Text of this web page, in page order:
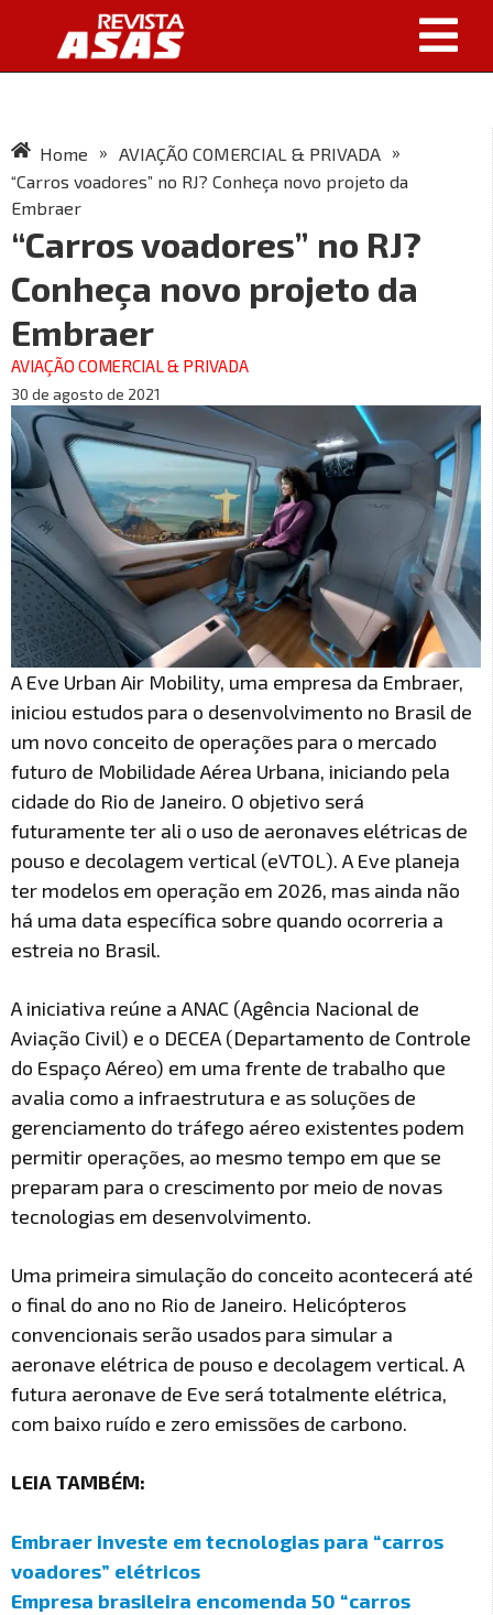
Home » AVIAÇÃO COMERCIAL & PRIVADA »
“Carros voadores” no RJ? Conheça novo projeto da
Embraer
“Carros voadores” no RJ?
Conheça novo projeto da
Embraer
AVIAÇÃO COMERCIAL & PRIVADA
30 de agosto de 2021
A Eve Urban Air Mobility, uma empresa da Embraer,
iniciou estudos para o desenvolvimento no Brasil de
um novo conceito de operações para o mercado
futuro de Mobilidade Aérea Urbana, iniciando pela
cidade do Rio de Janeiro. O objetivo será
futuramente ter ali o uso de aeronaves elétricas de
pouso e decolagem vertical (eVTOL). A Eve planeja
ter modelos em operação em 2026, mas ainda não
há uma data específica sobre quando ocorreria a
estreia no Brasil.
A iniciativa reúne a ANAC (Agência Nacional de
Aviação Civil) e o DECEA (Departamento de Controle
do Espaço Aéreo) em uma frente de trabalho que
avalia como a infraestrutura e as soluções de
gerenciamento do tráfego aéreo existentes podem
permitir operações, ao mesmo tempo em que se
preparam para o crescimento por meio de novas
tecnologias em desenvolvimento.
Uma primeira simulação do conceito acontecerá até
o final do ano no Rio de Janeiro. Helicópteros
convencionais serão usados para simular a
aeronave elétrica de pouso e decolagem vertical. A
futura aeronave de Eve será totalmente elétrica,
com baixo ruído e zero emissões de carbono.
LEIA TAMBÉM:
Embraer investe em tecnologias para “carros
voadores” elétricos
Empresa brasileira encomenda 50 “carros